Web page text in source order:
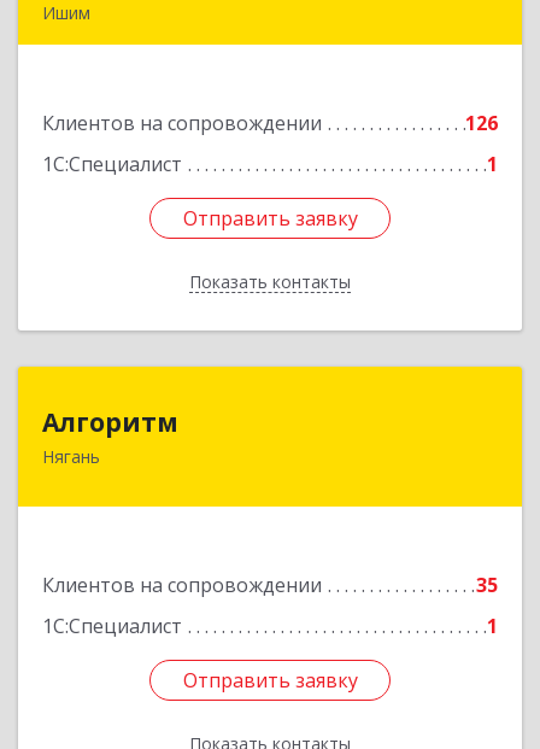
Ишим
Клиентов на сопровождении
126
1С:Специалист
1
Отправить заявку
Показать контакты
Подробнее
Отправить заявку
Назад
Алгоритм
Нягань
Клиентов на сопровождении
35
1С:Специалист
1
Отправить заявку
Показать контакты
628186, Ханты-Мансийский Автономный округ
Подробнее
Отправить заявку
Назад